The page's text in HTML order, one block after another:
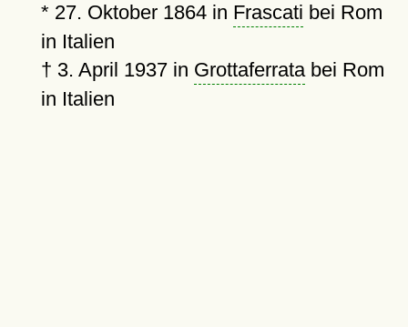
* 27. Oktober 1864in Frascati bei Rom
in Italien
† 3. April 1937in Grottaferratabei Rom
in Italien